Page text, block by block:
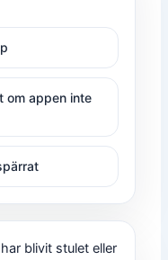
om appen inte
blivit stulet eller